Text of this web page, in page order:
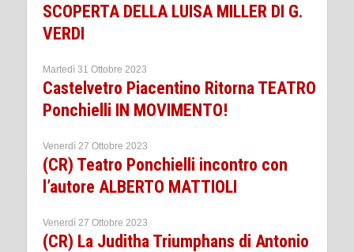
SCOPERTA DELLA LUISA MILLER DI G.
VERDI
Martedì 31 Ottobre 2023
Castelvetro Piacentino Ritorna TEATRO
Ponchielli IN MOVIMENTO!
Venerdì 27 Ottobre 2023
(CR) Teatro Ponchielli incontro con
l’autore ALBERTO MATTIOLI
Venerdì 27 Ottobre 2023
(CR) La Juditha Triumphans di Antonio